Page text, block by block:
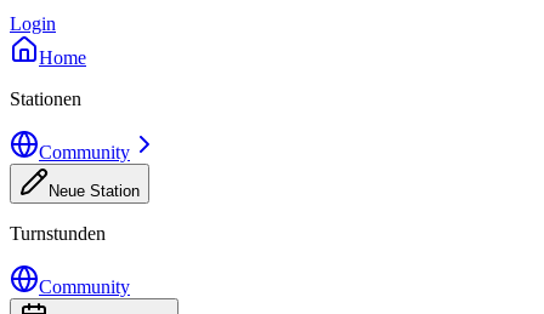
Login
Home
Stationen
Community
Neue Station
Turnstunden
Community